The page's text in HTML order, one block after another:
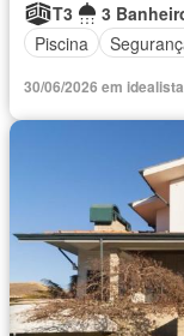
T3
3
Piscina
30/06/2026 em